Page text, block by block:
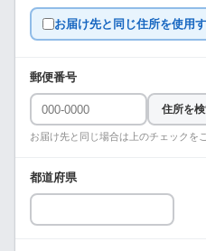
お届け先と同じ住所を使用
郵便番号
住所を
お届け先と同じ場合は上のチェックを
都道府県